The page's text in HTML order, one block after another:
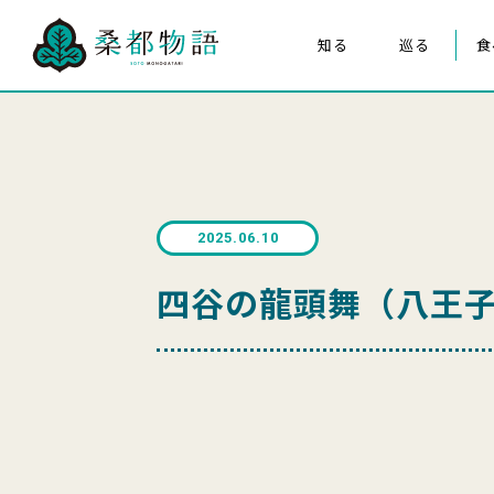
知る
桑都物語について
クイズ de ポスター
巡る
八王子まつり
2025.06.10
四谷の龍頭舞（八王